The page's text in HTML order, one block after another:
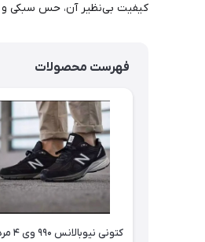
کیفیت بی‌نظیر آن، حس سبکی و
فهرست محصولات
کتونی